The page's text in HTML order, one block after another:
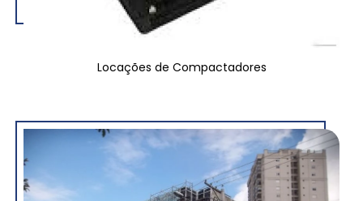
Locações de Compactadores